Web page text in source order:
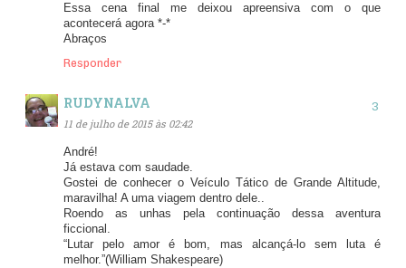
Essa cena final me deixou apreensiva com o que
acontecerá agora *-*
Abraços
Responder
RUDYNALVA
11 de julho de 2015 às 02:42
André!
Já estava com saudade.
Gostei de conhecer o Veículo Tático de Grande Altitude,
maravilha! A uma viagem dentro dele..
Roendo as unhas pela continuação dessa aventura
ficcional.
“Lutar pelo amor é bom, mas alcançá-lo sem luta é
melhor.”(William Shakespeare)